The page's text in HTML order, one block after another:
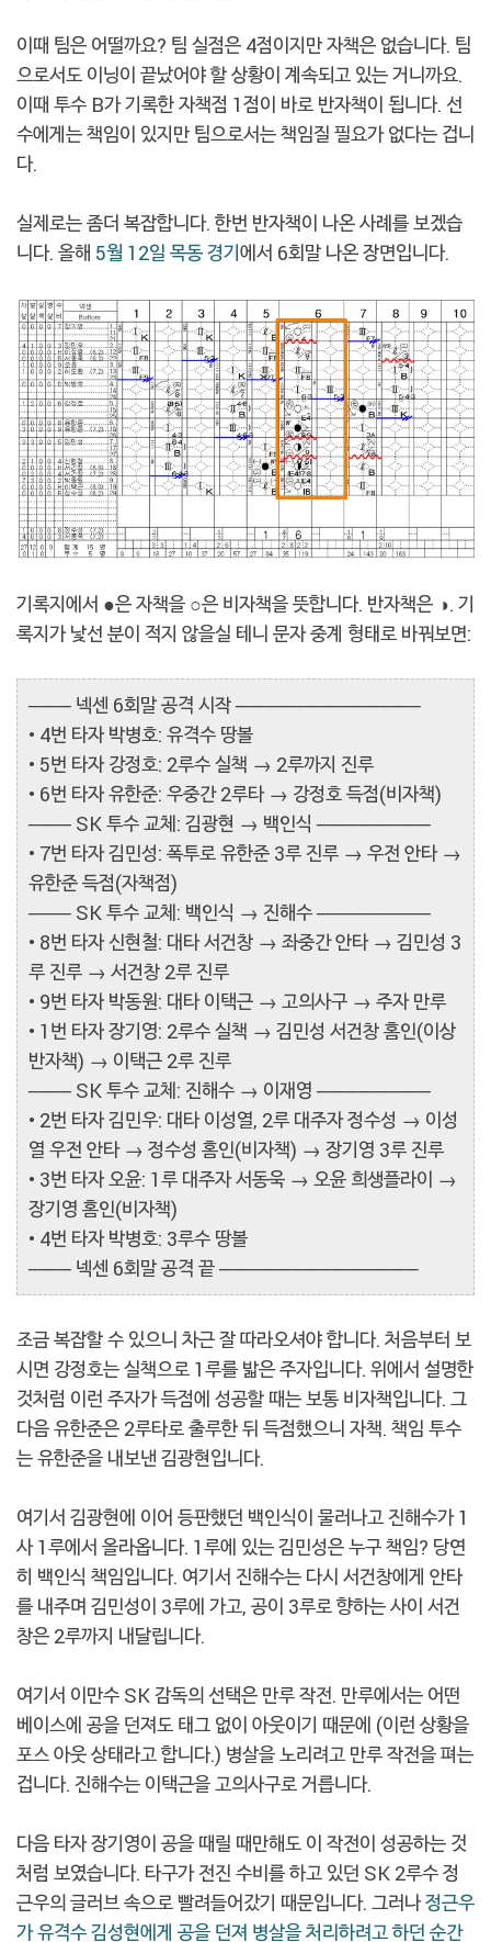
이때 팀은 어떨까요? 팀 실점은 4점이지만 자책은 없습니다. 팀
으로서도 이닝이 끝났어야 할 상황이 계속되고 있는 거니까요.
이때 투수 B가 기록한 자책점 1점이 바로 반자책이 됩니다. 선
수에게는 책임이 있지만 팀으로서는 책임질 필요가 없다는 겁니
다.
실제로는 좀더 복잡합니다. 한번 반자책이 나온 사례를 보겠습
니다. 올해 5월 12일 목동 경기에서 6회말 나온 장면입니다.
기록지에서 ●은 자책을 ○은 비자책을 뜻합니다. 반자책은 ◑. 기
록지가 낯선 분이 적지 않을실 테니 문자 중계 형태로 바꿔보면:
─── 넥센 6회말 공격 시작 ─────────────
• 4번 타자 박병호: 유격수 땅볼
• 5번 타자 강정호: 2루수 실책 → 2루까지 진루
• 6번 타자 유한준: 우중간 2루타 → 강정호 득점(비자책)
─── SK 투수 교체: 김광현 → 백인식 ────────
• 7번 타자 김민성: 폭투로 유한준 3루 진루 → 우전 안타 →
유한준 득점(자책점)
─── SK 투수 교체: 백인식 → 진해수 ────────
• 8번 타자 신현철: 대타 서건창 → 좌중간 안타 → 김민성 3
루 진루 → 서건창 2루 진루
• 9번 타자 박동원: 대타 이택근 → 고의사구 → 주자 만루
• 1번 타자 장기영: 2루수 실책 → 김민성 서건창 홈인(이상
반자책) → 이택근 2루 진루
─── SK 투수 교체: 진해수 → 이재영 ────────
• 2번 타자 김민우: 대타 이성열, 2루 대주자 정수성 → 이성
열 우전 안타 → 정수성 홈인(비자책) → 장기영 3루 진루
• 3번 타자 오윤: 1루 대주자 서동욱 → 오윤 희생플라이 →
장기영 홈인(비자책)
• 4번 타자 박병호: 3루수 땅볼
─── 넥센 6회말 공격 끝 ──────────────
조금 복잡할 수 있으니 차근 잘 따라오셔야 합니다. 처음부터 보
시면 강정호는 실책으로 1루를 밟은 주자입니다. 위에서 설명한
것처럼 이런 주자가 득점에 성공할 때는 보통 비자책입니다. 그
다음 유한준은 2루타로 출루한 뒤 득점했으니 자책. 책임 투수
는 유한준을 내보낸 김광현입니다.
여기서 김광현에 이어 등판했던 백인식이 물러나고 진해수가 1
사 1루에서 올라옵니다. 1루에 있는 김민성은 누구 책임? 당연
히 백인식 책임입니다. 여기서 진해수는 다시 서건창에게 안타
를 내주며 김민성이 3루에 가고, 공이 3루로 향하는 사이 서건
창은 2루까지 내달립니다.
여기서 이만수 SK 감독의 선택은 만루 작전. 만루에서는 어떤
베이스에 공을 던져도 태그 없이 아웃이기 때문에 (이런 상황을
포스 아웃 상태라고 합니다.) 병살을 노리려고 만루 작전을 펴는
겁니다. 진해수는 이택근을 고의사구로 거릅니다.
다음 타자 장기영이 공을 때릴 때만해도 이 작전이 성공하는 것
처럼 보였습니다. 타구가 전진 수비를 하고 있던 SK 2루수 정
근우의 글러브 속으로 빨려들어갔기 때문입니다. 그러나정근우
가 유격수 김성현에게 공을 던져 병살을 처리하려고 하던 순간